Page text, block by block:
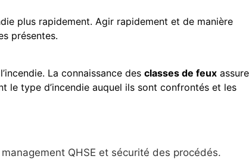
plus rapidement. Agir rapidement et de manière
présentes.
La connaissance des classes de feux assure
le type d’incendie auquel ils sont confrontés et les
QHSE et sécurité des procédés.